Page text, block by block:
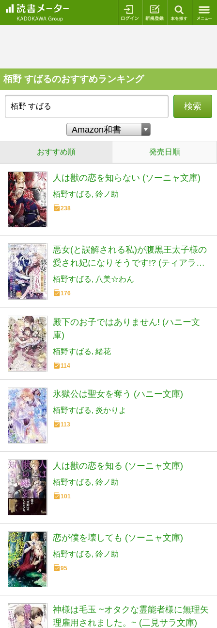
ログイン 新規登録
栢野 すばるのおすすめランキング
検索
おすすめ順 発売日順
人は獣の恋を知らない (ソーニャ文庫)
栢野すばる 鈴ノ助
238
悪女(と誤解される私)が腹黒王太子様の
愛され妃になりそうです!? (ティアラ文
庫)
栢野すばる 八美☆わん
176
殿下のお子ではありません! (ハニー文
庫)
栢野すばる 緒花
114
氷獄公は聖女を奪う (ハニー文庫)
栢野すばる 炎かりよ
113
人は獣の恋を知る (ソーニャ文庫)
栢野すばる 鈴ノ助
101
恋が僕を壊しても (ソーニャ文庫)
栢野すばる 鈴ノ助
95
神様は毛玉 ~オタクな霊能者様に無理矢
理雇用されました。~ (二見サラ文庫)